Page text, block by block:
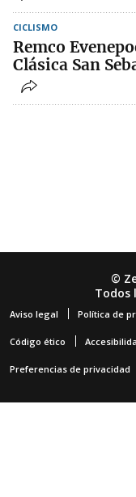
CICLISMO
Remco
Clásica San
©
Todos
Aviso legal Política de
Código ético
Preferencias de privacidad